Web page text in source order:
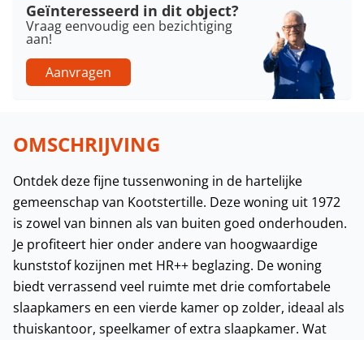
Geïnteresseerd in dit object?
Vraag eenvoudig een bezichtiging
aan!
Aanvragen
OMSCHRIJVING
Ontdek deze fijne tussenwoning in de hartelijke
gemeenschap van Kootstertille. Deze woning uit 1972
is zowel van binnen als van buiten goed onderhouden.
Je profiteert hier onder andere van hoogwaardige
kunststof kozijnen met HR++ beglazing. De woning
biedt verrassend veel ruimte met drie comfortabele
slaapkamers en een vierde kamer op zolder, ideaal als
thuiskantoor, speelkamer of extra slaapkamer. Wat